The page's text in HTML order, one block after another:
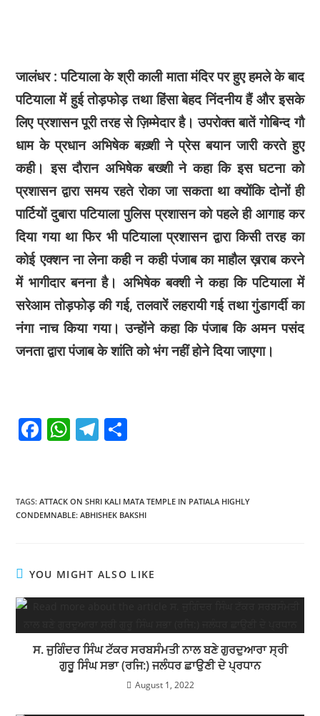
जालंधर : पटियाला के श्री काली माता मंदिर पर हुए हमले के बाद
पटियाला में हुई तोड़फोड़ तथा हिंसा बेहद निंदनीय हैं और इसके
लिए प्रशासन पूरी तरह से ज़िम्मेदार है। उपरोक्त बातें गोबिन्द गौ
धाम के प्रधान अभिषेक बख़्शी ने प्रेस बयान जारी करते हुए
कही। इस दौरान अभिषेक बख्शी ने कहा कि इस घटना को
प्रशासन द्वारा समय रहते रोका जा सकता था क्योंकि दोनों ही
पार्टियों दुबारा पटियाला पुलिस प्रशासन को पहले ही आगाह कर
दिया गया था फिर भी पटियाला प्रशासन द्वारा किसी तरह का
कोई एक्शन ना लेना कही न कही पंजाब का माहौल ख़राब करने
में भागीदार बनना है। अभिषेक बक्शी ने कहा कि पटियाला में
सरेआम तोड़फोड़ की गई, तलवारें लहरायी गई तथा गुंडागर्दी का
नंगा नाच किया गया। उन्होंने कहा कि पंजाब कि अमन पसंद
जनता द्वारा पंजाब के शांति को भंग नहीं होने दिया जाएगा।
F
a
e
b
o
k
W
h
s
A
p
T
el
gr
a
e
TAGS:ATTACK ON SHRI KALI MATA TEMPLE IN PATIALA HIGHLY
CONDEMNABLE: ABHISHEK BAKSHI
YOU MIGHT ALSO LIKE
ਸ. ਜੁਗਿੰਦਰ ਸਿੰਘ ਟੱਕਰ ਸਰਬਸੰਮਤੀ ਨਾਲ ਬਣੇ ਗੁਰਦੁਆਰਾ ਸ੍ਰੀ
ਗੁਰੂ ਸਿੰਘ ਸਭਾ (ਰਜਿ:) ਜਲੰਧਰ ਛਾਉਣੀ ਦੇ ਪ੍ਰਧਾਨ
August 1, 2022